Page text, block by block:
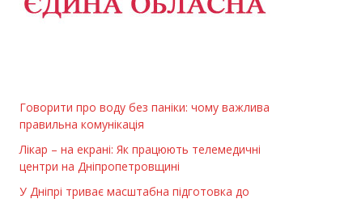
Говорити про воду без паніки: чому важлива
правильна комунікація
Лікар – на екрані: Як працюють телемедичні
центри на Дніпропетровщині
У Дніпрі триває масштабна підготовка до